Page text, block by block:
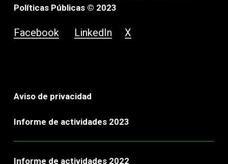
Políticas Públicas © 2023
Facebook LinkedIn X
Aviso de privacidad
Informe de actividades 2023
Informe de actividades 2022